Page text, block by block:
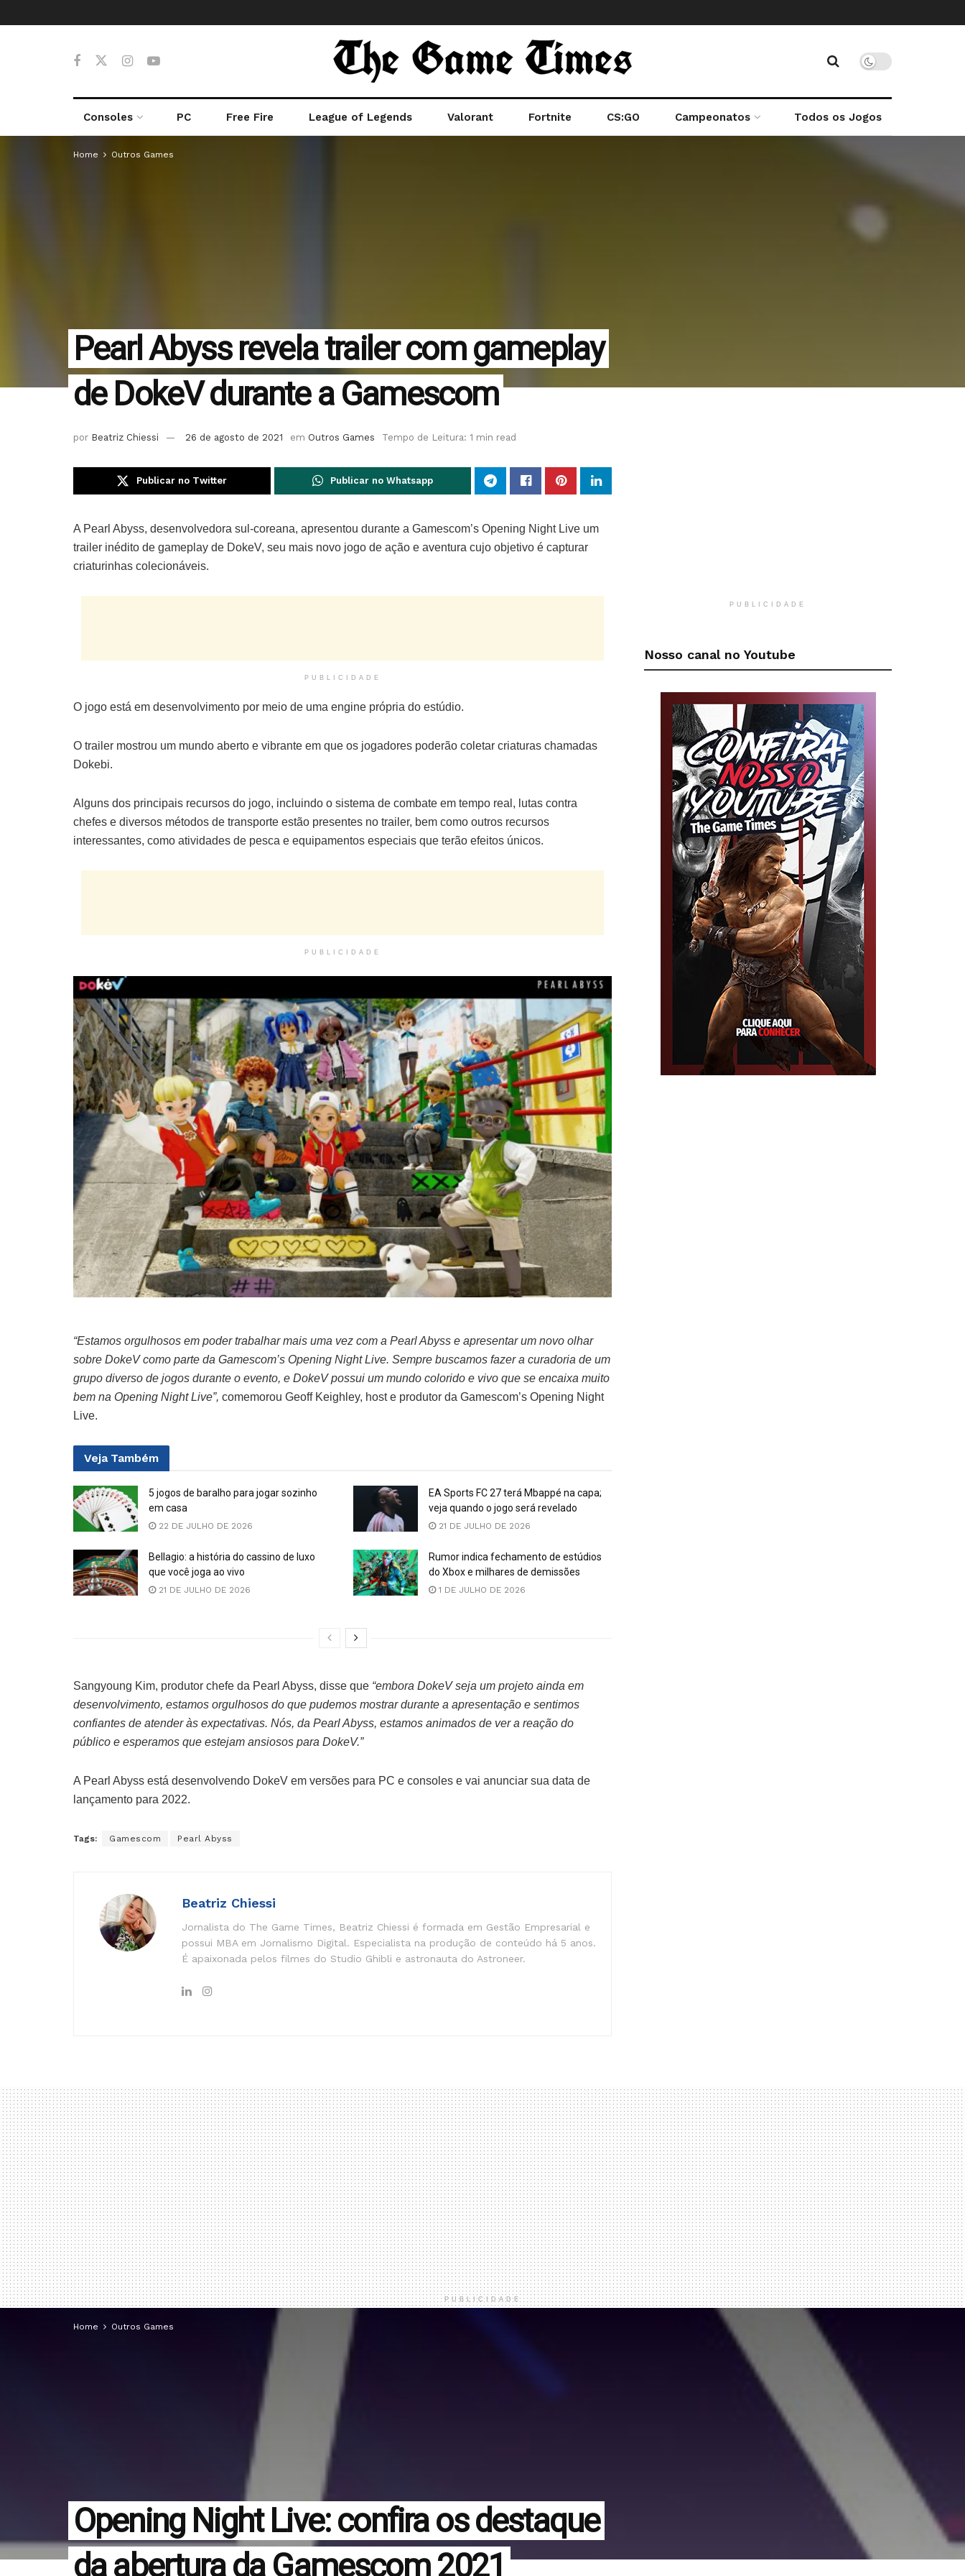
Consoles PC Free Fire League of Legends Valorant Fortnite CS:GO Campeonatos Todos os Jogos
Home Outros Games
Pearl Abyss revela trailer com gameplay
de DokeV durante a Gamescom
por Beatriz Chiessi 26 de agosto de 2021 em Outros Games Tempo de Leitura: 1 min read
Publicar no Twitter Publicar no Whatsapp
A Pearl Abyss, desenvolvedora sul-coreana, apresentou durante a Gamescom’s Opening Night Live um
trailer inédito de gameplay de DokeV, seu mais novo jogo de ação e aventura cujo objetivo é capturar
criaturinhas colecionáveis.
PUBLICIDADE
O jogo está em desenvolvimento por meio de uma engine própria do estúdio.
O trailer mostrou um mundo aberto e vibrante em que os jogadores poderão coletar criaturas chamadas
Dokebi.
Alguns dos principais recursos do jogo, incluindo o sistema de combate em tempo real, lutas contra
chefes e diversos métodos de transporte estão presentes no trailer, bem como outros recursos
interessantes, como atividades de pesca e equipamentos especiais que terão efeitos únicos.
PUBLICIDADE
“Estamos orgulhosos em poder trabalhar mais uma vez com a Pearl Abyss e apresentar um novo olhar
sobre DokeV como parte da Gamescom’s Opening Night Live. Sempre buscamos fazer a curadoria de um
grupo diverso de jogos durante o evento, e DokeV possui um mundo colorido e vivo que se encaixa muito
bem na Opening Night Live”, comemorou Geoff Keighley, host e produtor da Gamescom’s Opening Night
Live.
Veja Também
5 jogos de baralho para jogar sozinho
em casa
22 DE JULHO DE 2026
EA Sports FC 27 terá Mbappé na capa;
veja quando o jogo será revelado
21 DE JULHO DE 2026
Bellagio: a história do cassino de luxo
que você joga ao vivo
21 DE JULHO DE 2026
Rumor indica fechamento de estúdios
do Xbox e milhares de demissões
1 DE JULHO DE 2026
Sangyoung Kim, produtor chefe da Pearl Abyss, disse que “embora DokeV seja um projeto ainda em
desenvolvimento, estamos orgulhosos do que pudemos mostrar durante a apresentação e sentimos
confiantes de atender às expectativas. Nós, da Pearl Abyss, estamos animados de ver a reação do
público e esperamos que estejam ansiosos para DokeV.”
A Pearl Abyss está desenvolvendo DokeV em versões para PC e consoles e vai anunciar sua data de
lançamento para 2022.
Tags: Gamescom Pearl Abyss
Beatriz Chiessi
Jornalista do The Game Times, Beatriz Chiessi é formada em Gestão Empresarial e
possui MBA em Jornalismo Digital. Especialista na produção de conteúdo há 5 anos.
É apaixonada pelos filmes do Studio Ghibli e astronauta do Astroneer.
PUBLICIDADE
Nosso canal no Youtube
PUBLICIDADE
Home Outros Games
Opening Night Live: confira os destaque
da abertura da Gamescom 2021